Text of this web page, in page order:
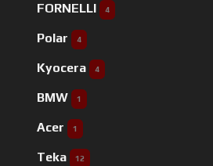
FORNELLI 4
Polar 4
Kyocera 4
BMW 1
Acer 1
Teka 12